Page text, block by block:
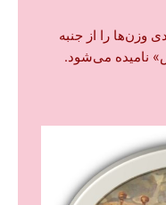
از جنبه
می‌شود.